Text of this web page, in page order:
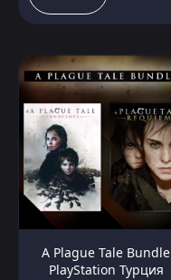
A Plague Tale Bundle
PlayStation Турция